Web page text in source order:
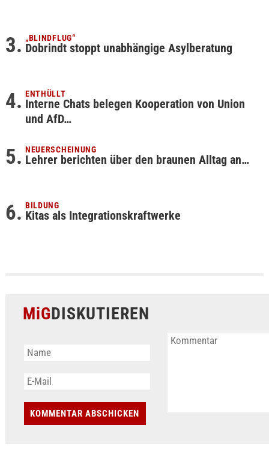
„BLINDFLUG“
Dobrindt stoppt unabhängige Asylberatung
ENTHÜLLT
Interne Chats belegen Kooperation von Union
und AfD…
NEUERSCHEINUNG
Lehrer berichten über den braunen Alltag an…
BILDUNG
Kitas als Integrationskraftwerke
MiGDISKUTIEREN